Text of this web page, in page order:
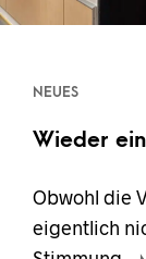
NEUES
Wieder
Obwohl die
eigentlich